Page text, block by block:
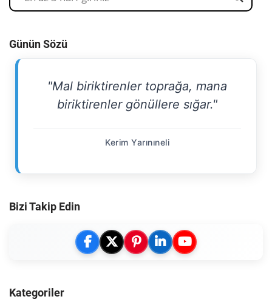
Günün Sözü
"Mal biriktirenler toprağa, mana
biriktirenler gönüllere sığar."
Kerim Yarınıneli
Bizi Takip Edin
Kategoriler